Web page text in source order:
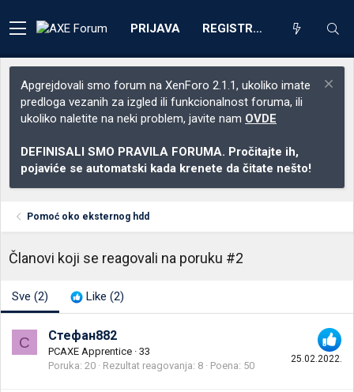
PRIJAVA REGISTRACIJA
Apgrejdovali smo forum na XenForo 2.1.1, ukoliko imate
predloga vezanih za izgled ili funkcionalnost foruma, ili
ukoliko naletite na neki problem, javite nam OVDE
DEFINISALI SMO PRAVILA FORUMA. Pročitajte ih,
pojaviće se automatski kada krenete da čitate nešto!
Pomoć oko eksternog hdd
Članovi koji se reagovali na poruku #2
Sve (2) Like (2)
С
25.02.2022.
Стефан882
PCAXE Apprentice · 33
Poruka 20 Rezultat reagovanja 8 Poena 50